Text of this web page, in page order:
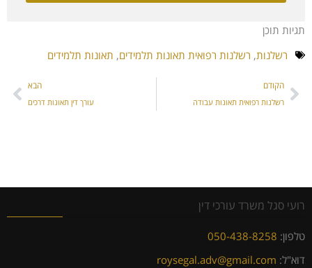
תגיות תוכן
רשלנות, רשלנות רפואית תאונות תלמידים, תאונות תלמידים
הקודם
רשלנות רפואית תאונות עבודה
הבא
עורך דין תאונות דרכים
רועי סגל משרד עורכי דין
טלפון: 050-438-8258
דוא"ל: roysegal.adv@gmail.com